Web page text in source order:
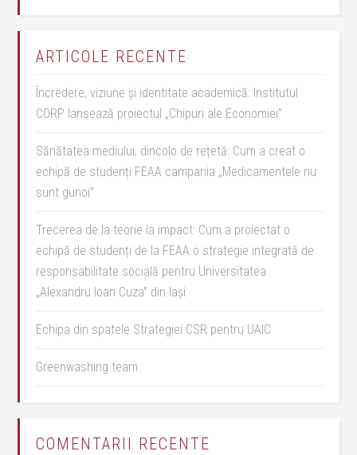
ARTICOLE RECENTE
Încredere, viziune și identitate academică: Institutul
CORP lansează proiectul „Chipuri ale Economiei”
Sănătatea mediului, dincolo de rețetă: Cum a creat o
echipă de studenți FEAA campania „Medicamentele nu
sunt gunoi”
Trecerea de la teorie la impact: Cum a proiectat o
echipă de studenți de la FEAA o strategie integrată de
responsabilitate socială pentru Universitatea
„Alexandru Ioan Cuza” din Iași
Echipa din spatele Strategiei CSR pentru UAIC
Greenwashing team
COMENTARII RECENTE